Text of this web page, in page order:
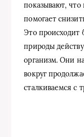
показывают,
помогает
Это происходит
природы
организм. Они
вокруг
сталкиваемся с